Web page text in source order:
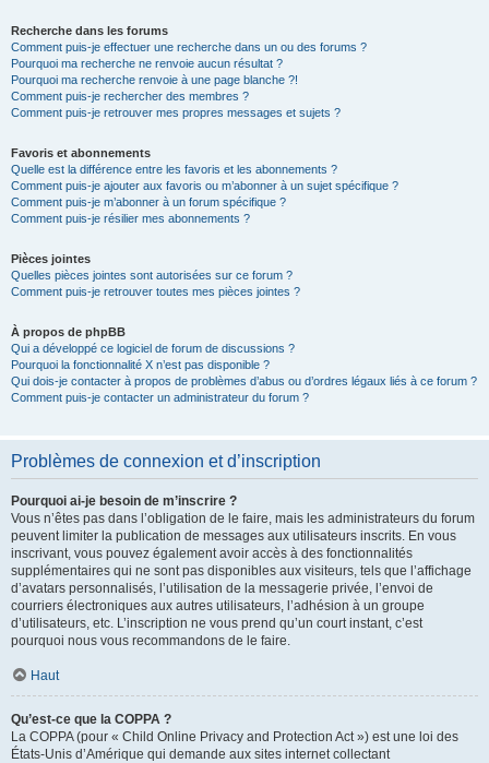
Recherche dans les forums
Comment puis-je effectuer une recherche dans un ou des forums ?
Pourquoi ma recherche ne renvoie aucun résultat ?
Pourquoi ma recherche renvoie à une page blanche ?!
Comment puis-je rechercher des membres ?
Comment puis-je retrouver mes propres messages et sujets ?
Favoris et abonnements
Quelle est la différence entre les favoris et les abonnements ?
Comment puis-je ajouter aux favoris ou m’abonner à un sujet spécifique ?
Comment puis-je m’abonner à un forum spécifique ?
Comment puis-je résilier mes abonnements ?
Pièces jointes
Quelles pièces jointes sont autorisées sur ce forum ?
Comment puis-je retrouver toutes mes pièces jointes ?
À propos de phpBB
Qui a développé ce logiciel de forum de discussions ?
Pourquoi la fonctionnalité X n’est pas disponible ?
Qui dois-je contacter à propos de problèmes d’abus ou d’ordres légaux liés à ce forum ?
Comment puis-je contacter un administrateur du forum ?
Problèmes de connexion et d’inscription
Pourquoi ai-je besoin de m’inscrire ?
Vous n’êtes pas dans l’obligation de le faire, mais les administrateurs du forum
peuvent limiter la publication de messages aux utilisateurs inscrits. En vous
inscrivant, vous pouvez également avoir accès à des fonctionnalités
supplémentaires qui ne sont pas disponibles aux visiteurs, tels que l’affichage
d’avatars personnalisés, l’utilisation de la messagerie privée, l’envoi de
courriers électroniques aux autres utilisateurs, l’adhésion à un groupe
d’utilisateurs, etc. L’inscription ne vous prend qu’un court instant, c’est
pourquoi nous vous recommandons de le faire.
Haut
Qu’est-ce que la COPPA ?
La COPPA (pour « Child Online Privacy and Protection Act ») est une loi des
États-Unis d’Amérique qui demande aux sites internet collectant